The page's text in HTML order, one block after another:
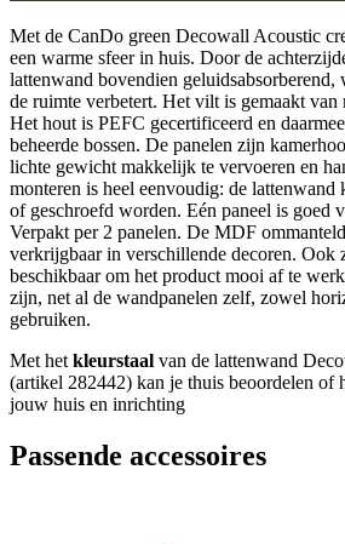
Met de CanDo green Decowall Acoustic
een warme sfeer in huis. Door de
lattenwand bovendien geluidsabsorberend,
de ruimte verbetert. Het vilt is gemaakt van
Het hout is PEFC gecertificeerd en
beheerde bossen. De panelen zijn
lichte gewicht makkelijk te vervoeren en
monteren is heel eenvoudig: de lattenwand
of geschroefd worden. Eén paneel is goed
Verpakt per 2 panelen. De MDF
verkrijgbaar in verschillende decoren. Ook
beschikbaar om het product mooi af te
zijn, net al de wandpanelen zelf, zowel
gebruiken.
Met het kleurstaal van de lattenwand
(artikel 282442) kan je thuis beoordelen of
jouw huis en inrichting
Passende accessoires